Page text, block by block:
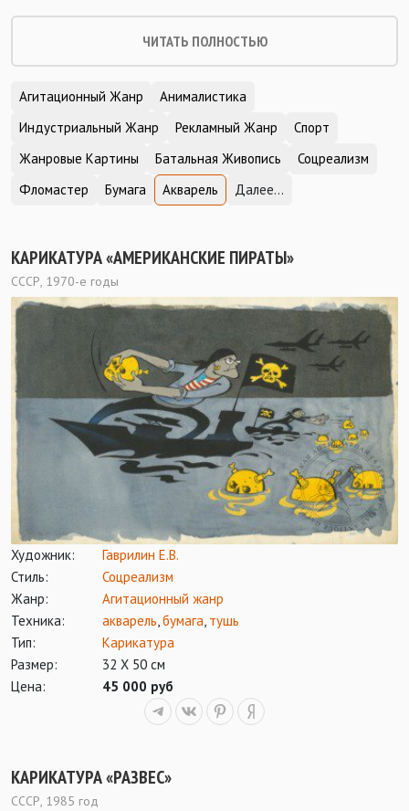
ЧИТАТЬ ПОЛНОСТЬЮ
Агитационный Жанр
Анималистика
Индустриальный Жанр
Рекламный Жанр
Спорт
Жанровые Картины
Батальная Живопись
Соцреализм
Фломастер
Бумага Акварель Далее...
КАРИКАТУРА «АМЕРИКАНСКИЕ ПИРАТЫ»
СССР, 1970-е годы
Художник:
Гаврилин Е.В.
Стиль:
Соцреализм
Жанр:
Агитационный жанр
Техника:
акварель,бумага, тушь
Тип:
Карикатура
Размер:
32 Х 50 см
Цена:
45 000 руб
КАРИКАТУРА «РАЗВЕС»
СССР, 1985 год